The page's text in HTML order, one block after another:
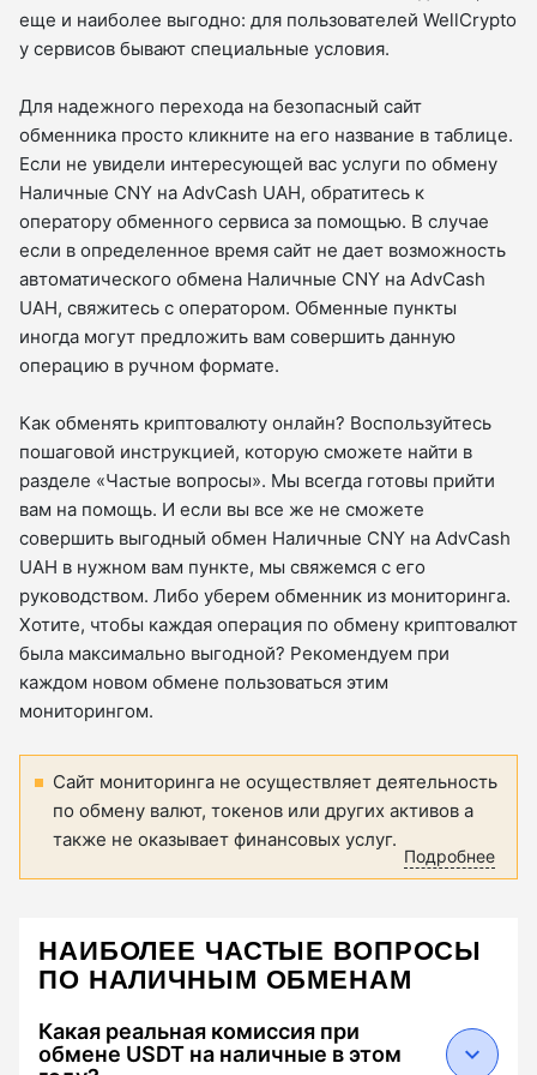
еще и наиболее выгодно: для пользователей WellCrypto
у сервисов бывают специальные условия.
Для надежного перехода на безопасный сайт
обменника просто кликните на его название в таблице.
Если не увидели интересующей вас услуги по обмену
Наличные CNY на AdvCash UAH, обратитесь к
оператору обменного сервиса за помощью. В случае
если в определенное время сайт не дает возможность
автоматического обмена Наличные CNY на AdvCash
UAH, свяжитесь с оператором. Обменные пункты
иногда могут предложить вам совершить данную
операцию в ручном формате.
Как обменять криптовалюту онлайн? Воспользуйтесь
пошаговой инструкцией, которую сможете найти в
разделе «Частые вопросы». Мы всегда готовы прийти
вам на помощь. И если вы все же не сможете
совершить выгодный обмен Наличные CNY на AdvCash
UAH в нужном вам пункте, мы свяжемся с его
руководством. Либо уберем обменник из мониторинга.
Хотите, чтобы каждая операция по обмену криптовалют
была максимально выгодной? Рекомендуем при
каждом новом обмене пользоваться этим
мониторингом.
Сайт мониторинга не осуществляет деятельность
по обмену валют, токенов или других активов а
также не оказывает финансовых услуг.
Подробнее
НАИБОЛЕЕ ЧАСТЫЕ ВОПРОСЫ
ПО НАЛИЧНЫМ ОБМЕНАМ
Какая реальная комиссия при
обмене USDT на наличные в этом